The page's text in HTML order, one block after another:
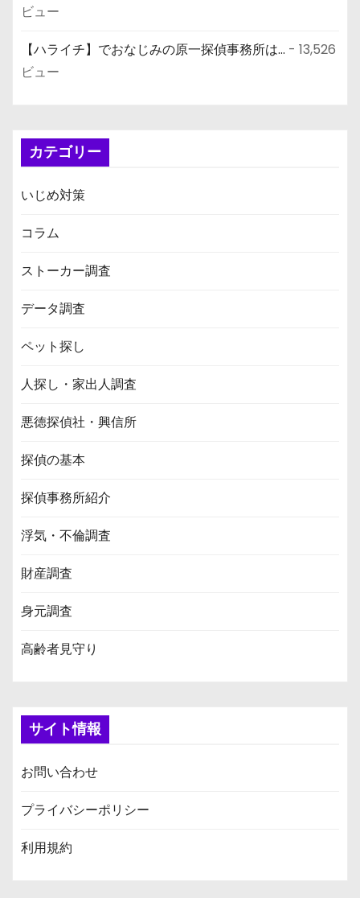
ビュー
【ハライチ】でおなじみの原一探偵事務所は... - 13,526
ビュー
カテゴリー
いじめ対策
コラム
ストーカー調査
データ調査
ペット探し
人探し・家出人調査
悪徳探偵社・興信所
探偵の基本
探偵事務所紹介
浮気・不倫調査
財産調査
身元調査
高齢者見守り
サイト情報
お問い合わせ
プライバシーポリシー
利用規約